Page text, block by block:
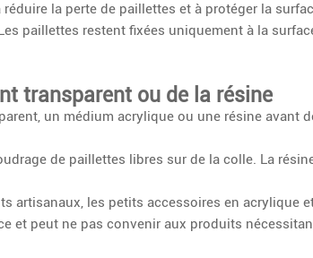
la perte de paillettes et à protéger la
paillettes restent fixées uniquement à la
transparent ou de la résine
un médium acrylique ou une résine avant
de paillettes libres sur de la colle. La
artisanaux, les petits accessoires en acrylique
et peut ne pas convenir aux produits